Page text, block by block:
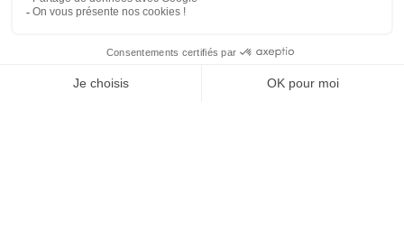
Création site ecommerce : SFIlMentions Légales